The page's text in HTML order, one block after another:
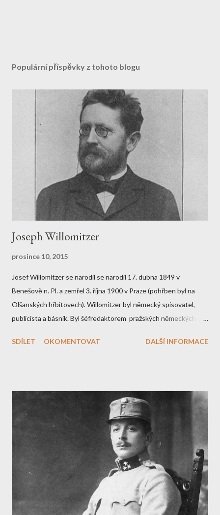
Populární příspěvky z tohoto blogu
Joseph Willomitzer
prosince 10, 2015
Josef Willomitzer se narodil se narodil 17. dubna 1849 v
Benešově n. Pl. a zemřel 3. října 1900 v Praze (pohřben byl na
Olšanských hřbitovech). Willomitzer byl německý spisovatel,
publicista a básník. Byl šéfredaktorem pražských německých
spisovatelů a umělců „Concordia“. Jeho otec se živil jako právník.
do učení k jednomu chebsko-františkolázeňskému knihkupci a
vydavateli novin. V té době vznikly první Willomitzerovy
humoresky. Také Chebské noviny otiskovaly příspěvky mladého
Willomitzera. Na tomto základě povolal Willomitzera Franz
Klutschak (redigoval Zeitung Bohemia) do Prahy. Na konci
sedmdesátých let 19. století již Willomitzer Bohemii společně s
šéfredaktorem Josefem Waltrem řídil. Když Walter v roce 1889
SDÍLET OKOMENTOVAT DALŠÍ INFORMACE